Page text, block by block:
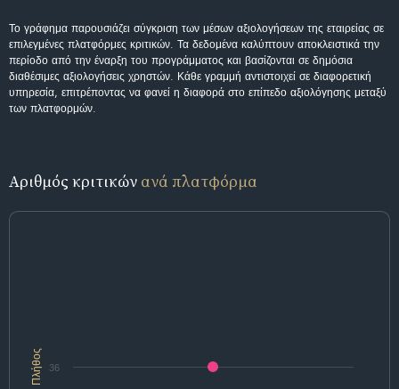
Το γράφημα παρουσιάζει σύγκριση των μέσων αξιολογήσεων της εταιρείας σε
επιλεγμένες πλατφόρμες κριτικών. Τα δεδομένα καλύπτουν αποκλειστικά την
περίοδο από την έναρξη του προγράμματος και βασίζονται σε δημόσια
διαθέσιμες αξιολογήσεις χρηστών. Κάθε γραμμή αντιστοιχεί σε διαφορετική
υπηρεσία, επιτρέποντας να φανεί η διαφορά στο επίπεδο αξιολόγησης μεταξύ
των πλατφορμών.
Αριθμός κριτικών ανά πλατφόρμα
Πλήθος 36